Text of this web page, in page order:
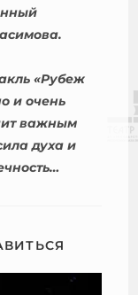
«Рубеж
и очень
важным
духа и